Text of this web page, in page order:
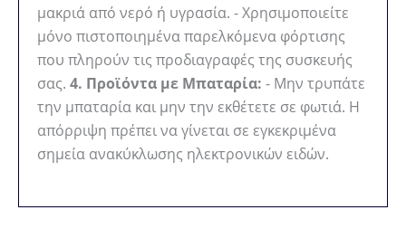
μακριά από νερό ή υγρασία. - Χρησιμοποιείτε
μόνο πιστοποιημένα παρελκόμενα φόρτισης
που πληρούν τις προδιαγραφές της συσκευής
σας. 4. Προϊόντα με Μπαταρία: - Μην τρυπάτε
την μπαταρία και μην την εκθέτετε σε φωτιά. Η
απόρριψη πρέπει να γίνεται σε εγκεκριμένα
σημεία ανακύκλωσης ηλεκτρονικών ειδών.